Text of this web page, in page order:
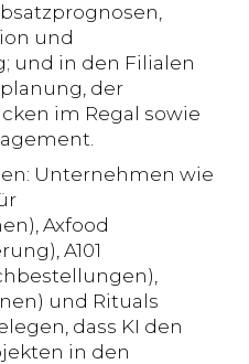
und
und in den Filialen
der
im Regal sowie
Unternehmen wie
Axfood
A101
und Rituals
dass KI den
in den